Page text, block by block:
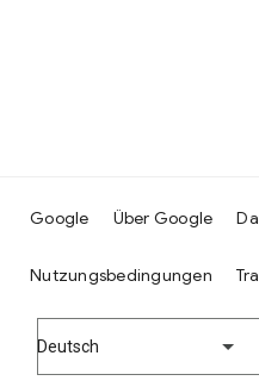
Google Über Google
Nutzungsbedingungen
Deutsch